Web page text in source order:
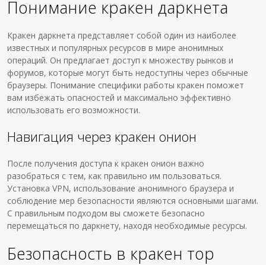
Понимание кракен даркнета
Кракен даркнета представляет собой один из наиболее
известных и популярных ресурсов в мире анонимных
операций. Он предлагает доступ к множеству рынков и
форумов, которые могут быть недоступны через обычные
браузеры. Понимание специфики работы кракен поможет
вам избежать опасностей и максимально эффективно
использовать его возможности.
Навигация через кракен онион
После получения доступа к кракен онион важно
разобраться с тем, как правильно им пользоваться.
Установка VPN, использование анонимного браузера и
соблюдение мер безопасности являются основными шагами.
С правильным подходом вы сможете безопасно
перемещаться по даркнету, находя необходимые ресурсы.
Безопасность в кракен тор